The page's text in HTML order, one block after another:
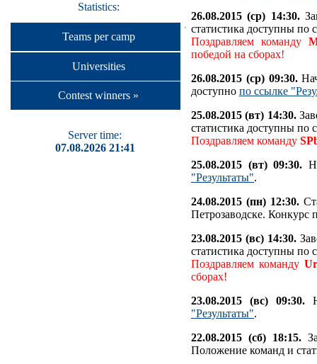
Statistics:
Teams per camp
Universities
Contest winners »
Server time:
07.08.2026 21:41
26.08.2015 (ср) 14:30.
статистика доступны по
Поздравляем команду
победой на сборах!
26.08.2015 (ср) 09:30.
доступно по ссылке
25.08.2015 (вт) 14:30.
статистика доступны по
Поздравляем команду
25.08.2015 (вт) 09:30.
"Результаты".
24.08.2015 (пн) 12:30.
Петрозаводске. Конкурс
23.08.2015 (вс) 14:30.
статистика доступны по
Поздравляем команду
сборах!
23.08.2015 (вс) 09:30.
"Результаты".
22.08.2015 (сб) 18:15.
Положение команд и